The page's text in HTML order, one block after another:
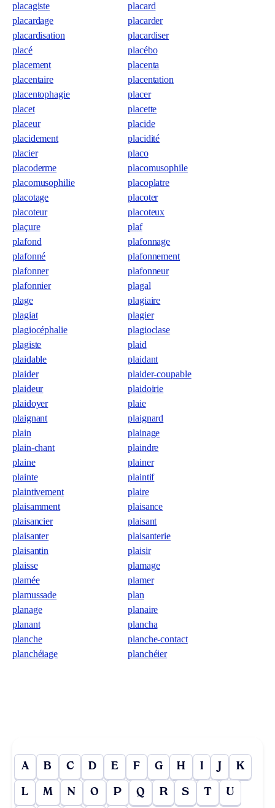
placagiste
placard
placardage
placarder
placardisation
placardiser
placé
placébo
placement
placenta
placentaire
placentation
placentophagie
placer
placet
placette
placeur
placide
placidement
placidité
placier
placo
placoderme
placomusophile
placomusophilie
placoplatre
placotage
placoter
placoteur
placoteux
plaçure
plaf
plafond
plafonnage
plafonné
plafonnement
plafonner
plafonneur
plafonnier
plagal
plage
plagiaire
plagiat
plagier
plagiocéphalie
plagioclase
plagiste
plaid
plaidable
plaidant
plaider
plaider-coupable
plaideur
plaidoirie
plaidoyer
plaie
plaignant
plaignard
plain
plainage
plain-chant
plaindre
plaine
plainer
plainte
plaintif
plaintivement
plaire
plaisamment
plaisance
plaisancier
plaisant
plaisanter
plaisanterie
plaisantin
plaisir
plaisse
plamage
plamée
plamer
plamussade
plan
planage
planaire
planant
plancha
planche
planche-contact
planchéiage
planchéier
A B C D E F G H I J K
L M N O P Q R S T U